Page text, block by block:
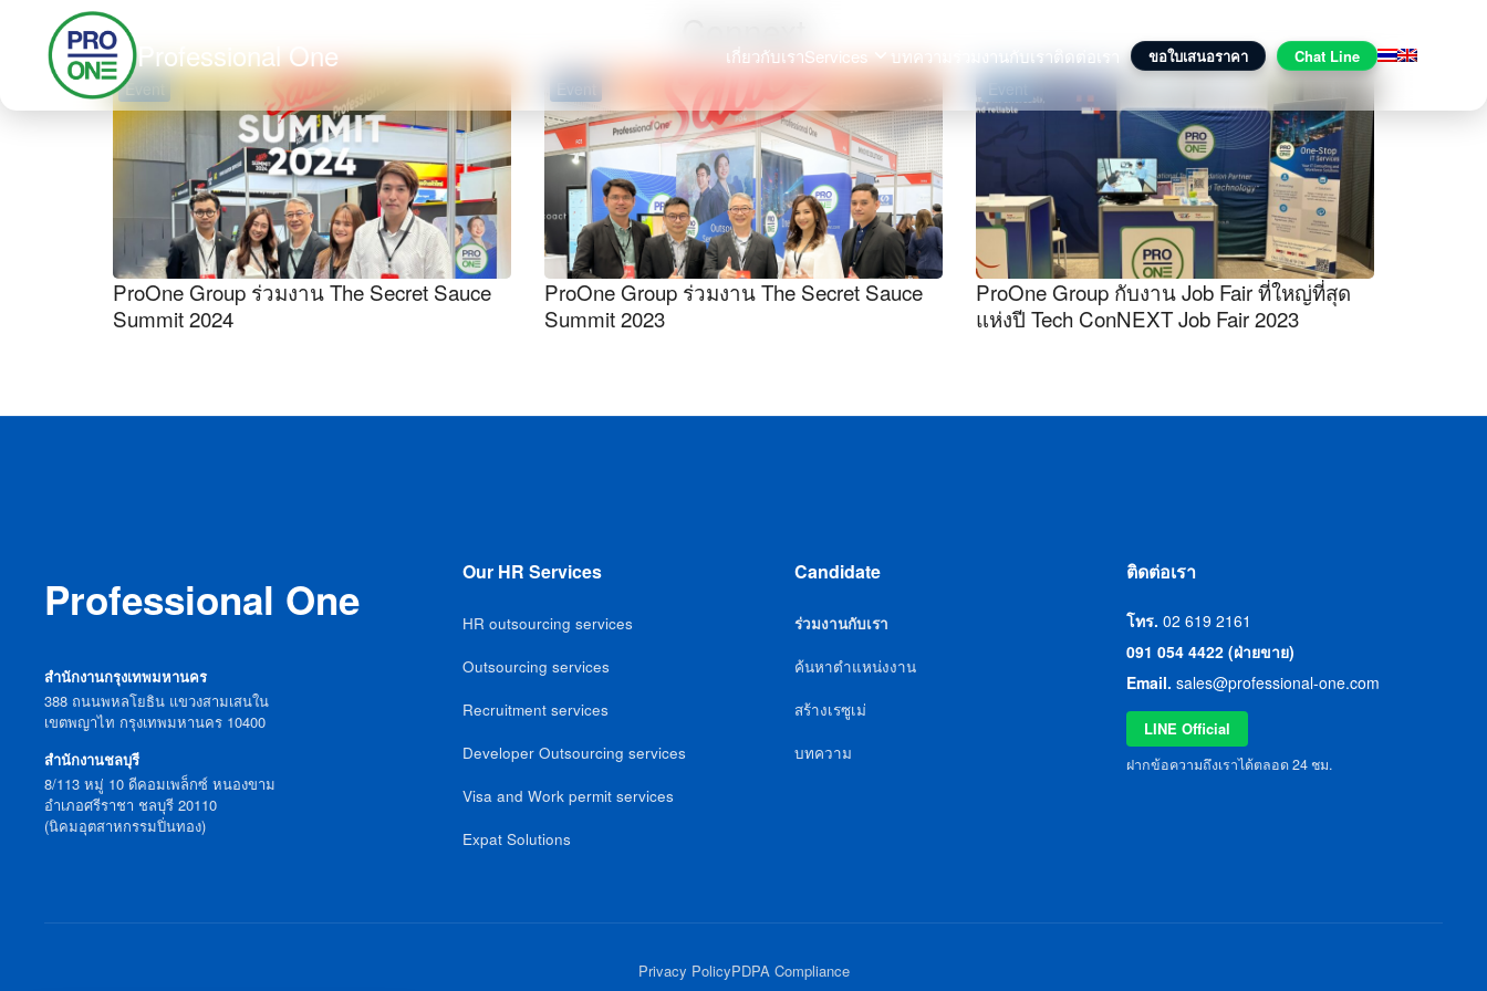
Professional One เกี่ยวกับเราServices บทความ ร่วมงานกับเราติดต่อเรา ขอใบเสนอราคา Chat Line
Search
for:
Event
ProOne Group ร่วมงาน The Secret Sauce
Summit 2024
ProOne Group ร่วมงาน The Secret Sauce
Summit 2023
Event
ProOne Group กับงาน Job Fair ที่ใหญ่ที่สุด
แห่งปี Tech ConNEXT Job Fair 2023
Professional One
สำนักงานกรุงเทพมหานคร
388 ถนนพหลโยธิน แขวงสามเสนใน
เขตพญาไท กรุงเทพมหานคร 10400
สำนักงานชลบุรี
8/113 หมู่ 10 ดีคอมเพล็กซ์ หนองขาม
อำเภอศรีราชา ชลบุรี 20110
(นิคมอุตสาหกรรมปิ่นทอง)
Our HR Services
HR outsourcing services
Outsourcing services
Recruitment services
Developer Outsourcing services
Visa and Work permit services
Expat Solutions
Candidate
ร่วมงานกับเรา
ค้นหาตำแหน่งงาน
สร้างเรซูเม่
บทความ
ติดต่อเรา
โทร. 02 619 2161
091 054 4422 (ฝ่ายขาย)
Email. sales@professional-one.com
LINE Official
ฝากข้อความถึงเราได้ตลอด 24 ชม.
Privacy PolicyPDPA Compliance